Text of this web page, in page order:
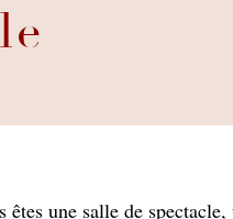
êtes une salle de